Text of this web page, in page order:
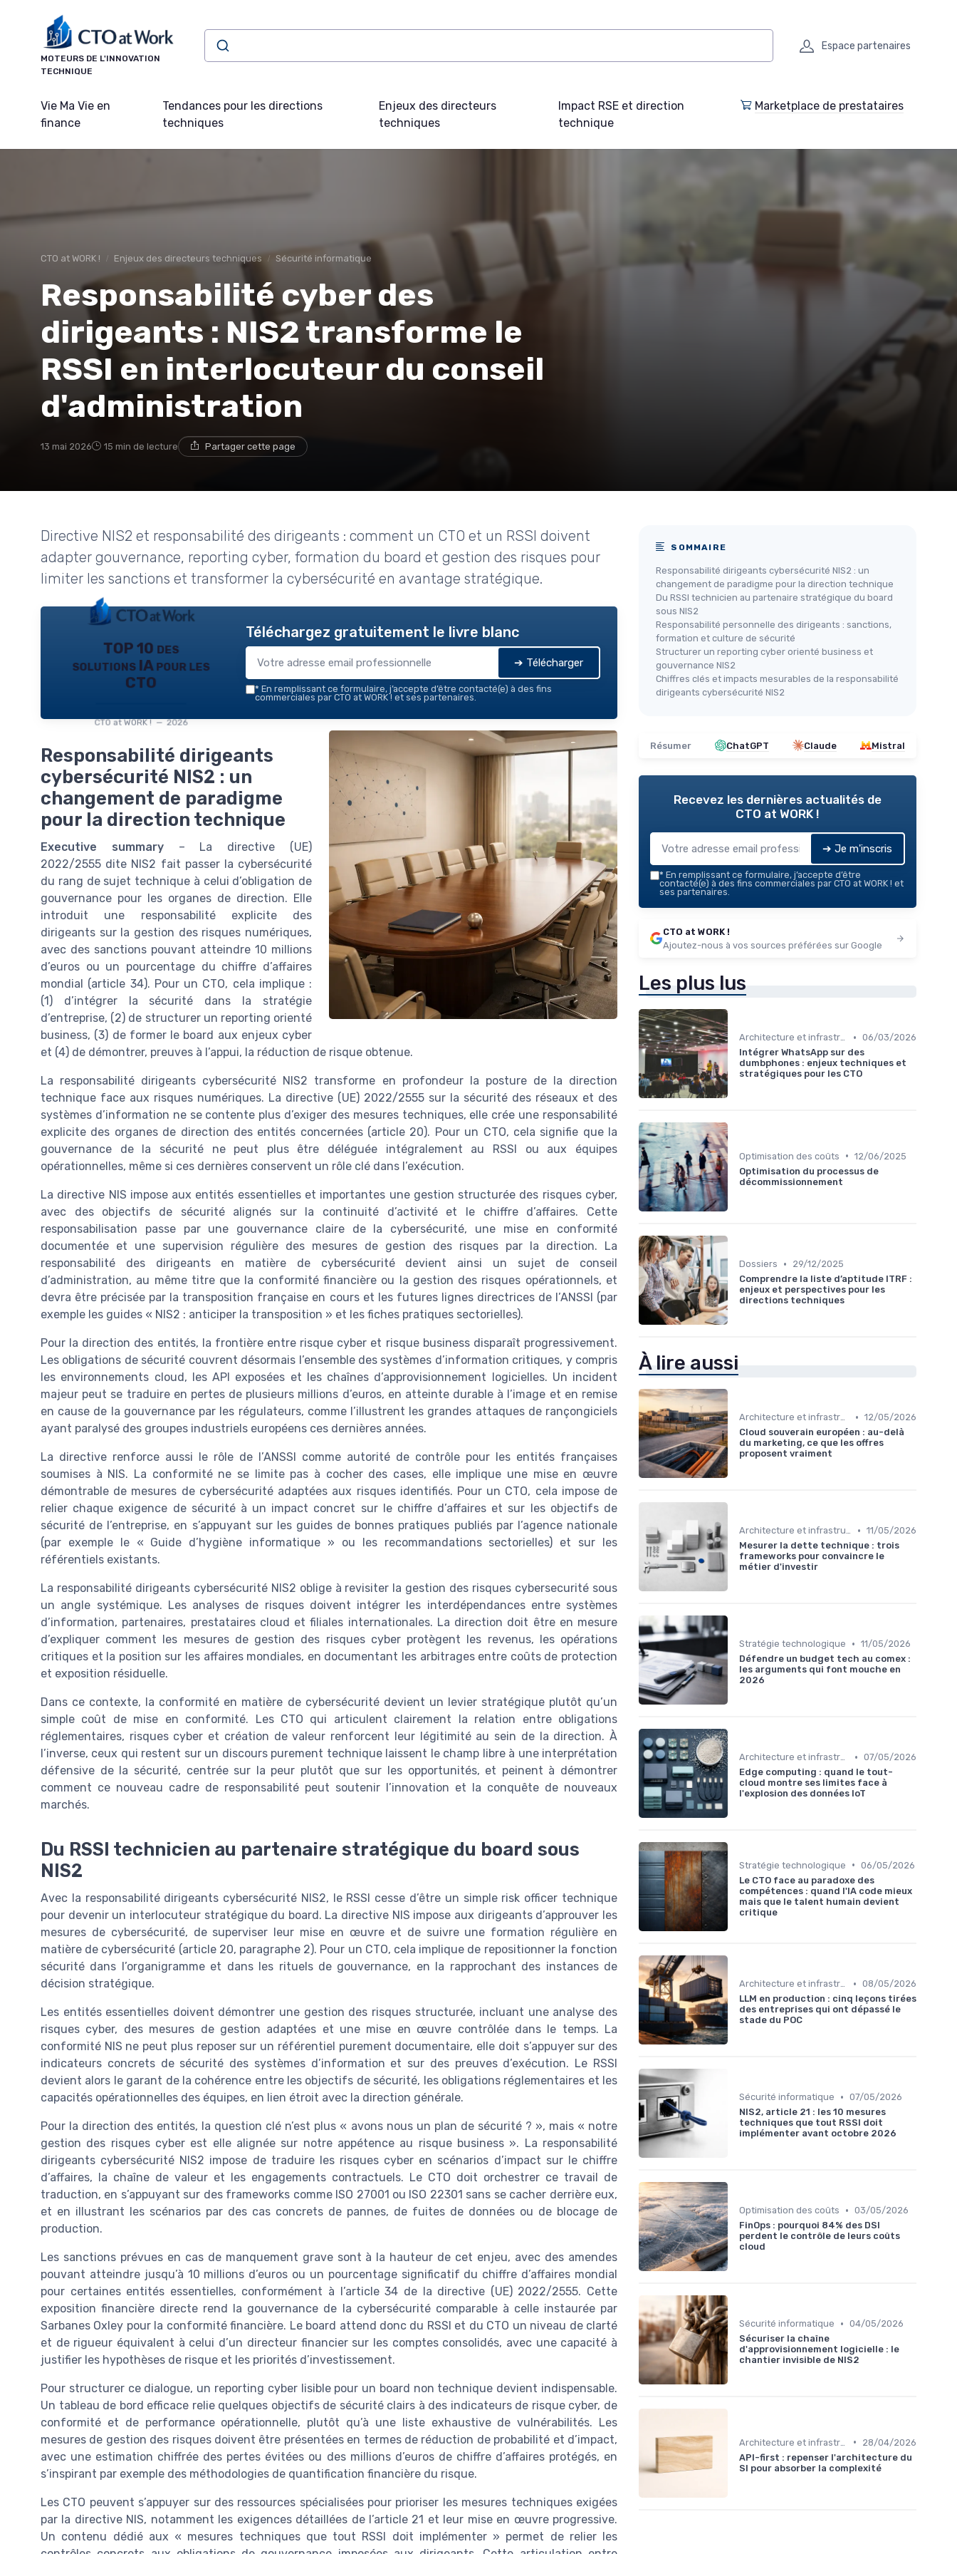
MOTEURS DE L'INNOVATION
TECHNIQUE
Espace partenaires
Vie Ma Vie en
finance
Tendances pour les directions
techniques
Enjeux des directeurs
techniques
Impact RSE et direction
technique
Marketplace de prestataires
CTO at WORK ! Enjeux des directeurs techniques Sécurité informatique
Responsabilité cyber des
dirigeants : NIS2 transforme le
RSSI en interlocuteur du conseil
d'administration
13 mai 2026 15 min de lecture Partager cette page
Directive NIS2 et responsabilité des dirigeants : comment un CTO et un RSSI doivent
adapter gouvernance, reporting cyber, formation du board et gestion des risques pour
limiter les sanctions et transformer la cybersécurité en avantage stratégique.
TOP 10 des
solutions IA pour les
CTO
CTO at WORK ! — 2026
Téléchargez gratuitement le livre blanc
➔ Télécharger
* En remplissant ce formulaire, j’accepte d’être contacté(e) à des fins
commerciales par CTO at WORK ! et ses partenaires.
Responsabilité dirigeants
cybersécurité NIS2 : un
changement de paradigme
pour la direction technique
Executive summary– La directive (UE)
2022/2555 dite NIS2 fait passer la cybersécurité
du rang de sujet technique à celui d’obligation de
gouvernance pour les organes de direction. Elle
introduit une responsabilité explicite des
dirigeants sur la gestion des risques numériques,
avec des sanctions pouvant atteindre 10 millions
d’euros ou un pourcentage du chiffre d’affaires
mondial (article 34). Pour un CTO, cela implique :
(1) d’intégrer la sécurité dans la stratégie
d’entreprise, (2) de structurer un reporting orienté
business, (3) de former le board aux enjeux cyber
et (4) de démontrer, preuves à l’appui, la réduction de risque obtenue.
La responsabilité dirigeants cybersécurité NIS2 transforme en profondeur la posture de la direction
technique face aux risques numériques. La directive (UE) 2022/2555 sur la sécurité des réseaux et des
systèmes d’information ne se contente plus d’exiger des mesures techniques, elle crée une responsabilité
explicite des organes de direction des entités concernées (article 20). Pour un CTO, cela signifie que la
gouvernance de la sécurité ne peut plus être déléguée intégralement au RSSI ou aux équipes
opérationnelles, même si ces dernières conservent un rôle clé dans l’exécution.
La directive NIS impose aux entités essentielles et importantes une gestion structurée des risques cyber,
avec des objectifs de sécurité alignés sur la continuité d’activité et le chiffre d’affaires. Cette
responsabilisation passe par une gouvernance claire de la cybersécurité, une mise en conformité
documentée et une supervision régulière des mesures de gestion des risques par la direction. La
responsabilité des dirigeants en matière de cybersécurité devient ainsi un sujet de conseil
d’administration, au même titre que la conformité financière ou la gestion des risques opérationnels, et
devra être précisée par la transposition française en cours et les futures lignes directrices de l’ANSSI (par
exemple les guides « NIS2 : anticiper la transposition » et les fiches pratiques sectorielles).
Pour la direction des entités, la frontière entre risque cyber et risque business disparaît progressivement.
Les obligations de sécurité couvrent désormais l’ensemble des systèmes d’information critiques, y compris
les environnements cloud, les API exposées et les chaînes d’approvisionnement logicielles. Un incident
majeur peut se traduire en pertes de plusieurs millions d’euros, en atteinte durable à l’image et en remise
en cause de la gouvernance par les régulateurs, comme l’illustrent les grandes attaques de rançongiciels
ayant paralysé des groupes industriels européens ces dernières années.
La directive renforce aussi le rôle de l’ANSSI comme autorité de contrôle pour les entités françaises
soumises à NIS. La conformité ne se limite pas à cocher des cases, elle implique une mise en œuvre
démontrable de mesures de cybersécurité adaptées aux risques identifiés. Pour un CTO, cela impose de
relier chaque exigence de sécurité à un impact concret sur le chiffre d’affaires et sur les objectifs de
sécurité de l’entreprise, en s’appuyant sur les guides de bonnes pratiques publiés par l’agence nationale
(par exemple le « Guide d’hygiène informatique » ou les recommandations sectorielles) et sur les
référentiels existants.
La responsabilité dirigeants cybersécurité NIS2 oblige à revisiter la gestion des risques cybersecurité sous
un angle systémique. Les analyses de risques doivent intégrer les interdépendances entre systèmes
d’information, partenaires, prestataires cloud et filiales internationales. La direction doit être en mesure
d’expliquer comment les mesures de gestion des risques cyber protègent les revenus, les opérations
critiques et la position sur les affaires mondiales, en documentant les arbitrages entre coûts de protection
et exposition résiduelle.
Dans ce contexte, la conformité en matière de cybersécurité devient un levier stratégique plutôt qu’un
simple coût de mise en conformité. Les CTO qui articulent clairement la relation entre obligations
réglementaires, risques cyber et création de valeur renforcent leur légitimité au sein de la direction. À
l’inverse, ceux qui restent sur un discours purement technique laissent le champ libre à une interprétation
défensive de la sécurité, centrée sur la peur plutôt que sur les opportunités, et peinent à démontrer
comment ce nouveau cadre de responsabilité peut soutenir l’innovation et la conquête de nouveaux
marchés.
Du RSSI technicien au partenaire stratégique du board sous
NIS2
Avec la responsabilité dirigeants cybersécurité NIS2, le RSSI cesse d’être un simple risk officer technique
pour devenir un interlocuteur stratégique du board. La directive NIS impose aux dirigeants d’approuver les
mesures de cybersécurité, de superviser leur mise en œuvre et de suivre une formation régulière en
matière de cybersécurité (article 20, paragraphe 2). Pour un CTO, cela implique de repositionner la fonction
sécurité dans l’organigramme et dans les rituels de gouvernance, en la rapprochant des instances de
décision stratégique.
Les entités essentielles doivent démontrer une gestion des risques structurée, incluant une analyse des
risques cyber, des mesures de gestion adaptées et une mise en œuvre contrôlée dans le temps. La
conformité NIS ne peut plus reposer sur un référentiel purement documentaire, elle doit s’appuyer sur des
indicateurs concrets de sécurité des systèmes d’information et sur des preuves d’exécution. Le RSSI
devient alors le garant de la cohérence entre les objectifs de sécurité, les obligations réglementaires et les
capacités opérationnelles des équipes, en lien étroit avec la direction générale.
Pour la direction des entités, la question clé n’est plus « avons nous un plan de sécurité ? », mais « notre
gestion des risques cyber est elle alignée sur notre appétence au risque business ». La responsabilité
dirigeants cybersécurité NIS2 impose de traduire les risques cyber en scénarios d’impact sur le chiffre
d’affaires, la chaîne de valeur et les engagements contractuels. Le CTO doit orchestrer ce travail de
traduction, en s’appuyant sur des frameworks comme ISO 27001 ou ISO 22301 sans se cacher derrière eux,
et en illustrant les scénarios par des cas concrets de pannes, de fuites de données ou de blocage de
production.
Les sanctions prévues en cas de manquement grave sont à la hauteur de cet enjeu, avec des amendes
pouvant atteindre jusqu’à 10 millions d’euros ou un pourcentage significatif du chiffre d’affaires mondial
pour certaines entités essentielles, conformément à l’article 34 de la directive (UE) 2022/2555. Cette
exposition financière directe rend la gouvernance de la cybersécurité comparable à celle instaurée par
Sarbanes Oxley pour la conformité financière. Le board attend donc du RSSI et du CTO un niveau de clarté
et de rigueur équivalent à celui d’un directeur financier sur les comptes consolidés, avec une capacité à
justifier les hypothèses de risque et les priorités d’investissement.
Pour structurer ce dialogue, un reporting cyber lisible pour un board non technique devient indispensable.
Un tableau de bord efficace relie quelques objectifs de sécurité clairs à des indicateurs de risque cyber, de
conformité et de performance opérationnelle, plutôt qu’à une liste exhaustive de vulnérabilités. Les
mesures de gestion des risques doivent être présentées en termes de réduction de probabilité et d’impact,
avec une estimation chiffrée des pertes évitées ou des millions d’euros de chiffre d’affaires protégés, en
s’inspirant par exemple des méthodologies de quantification financière du risque.
Les CTO peuvent s’appuyer sur des ressources spécialisées pour prioriser les mesures techniques exigées
par la directive NIS, notamment les exigences détaillées de l’article 21 et leur mise en œuvre progressive.
Un contenu dédié aux « mesures techniques que tout RSSI doit implémenter » permet de relier les
SOMMAIRE
Responsabilité dirigeants cybersécurité NIS2 : un
changement de paradigme pour la direction technique
Du RSSI technicien au partenaire stratégique du board
sous NIS2
Responsabilité personnelle des dirigeants : sanctions,
formation et culture de sécurité
Structurer un reporting cyber orienté business et
gouvernance NIS2
Chiffres clés et impacts mesurables de la responsabilité
dirigeants cybersécurité NIS2
Résumer ChatGPT Claude Mistral
Recevez les dernières actualités de
CTO at WORK !
➔ Je m'inscris
* En remplissant ce formulaire, j’accepte d’être
contacté(e) à des fins commerciales par CTO at WORK ! et
ses partenaires.
CTO at WORK !
Ajoutez-nous à vos sources préférées sur Google
Les plus lus
Architecture et infrastructure • 06/03/2026
Intégrer WhatsApp sur des
dumbphones : enjeux techniques et
stratégiques pour les CTO
Optimisation des coûts • 12/06/2025
Optimisation du processus de
décommissionnement
Dossiers •
29/12/2025
Comprendre la liste d’aptitude ITRF :
enjeux et perspectives pour les
directions techniques
À lire aussi
Architecture et infrastructure • 12/05/2026
Cloud souverain européen : au-delà
du marketing, ce que les offres
proposent vraiment
Architecture et infrastructure • 11/05/2026
Mesurer la dette technique : trois
frameworks pour convaincre le
métier d'investir
Stratégie technologique • 11/05/2026
Défendre un budget tech au comex :
les arguments qui font mouche en
2026
Architecture et infrastructure • 07/05/2026
Edge computing : quand le tout-
cloud montre ses limites face à
l'explosion des données IoT
Stratégie technologique • 06/05/2026
Le CTO face au paradoxe des
compétences : quand l'IA code mieux
mais que le talent humain devient
critique
Architecture et infrastructure • 08/05/2026
LLM en production : cinq leçons tirées
des entreprises qui ont dépassé le
stade du POC
Sécurité informatique • 07/05/2026
NIS2, article 21 : les 10 mesures
techniques que tout RSSI doit
implémenter avant octobre 2026
Optimisation des coûts • 03/05/2026
FinOps : pourquoi 84% des DSI
perdent le contrôle de leurs coûts
cloud
Sécurité informatique • 04/05/2026
Sécuriser la chaîne
d'approvisionnement logicielle : le
chantier invisible de NIS2
•
28/04/2026
API-first : repenser l'architecture du
SI pour absorber la complexité